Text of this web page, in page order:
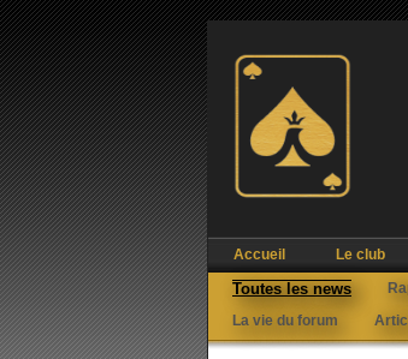
Accueil Le club
Toutes les news
La vie du forum